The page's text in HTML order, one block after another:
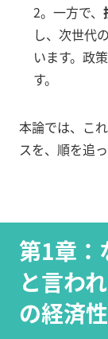
2。一方で、
し、次世代
います。政
す。
本論では、こ
スを、順を追
第1章：
と言わ
の経済